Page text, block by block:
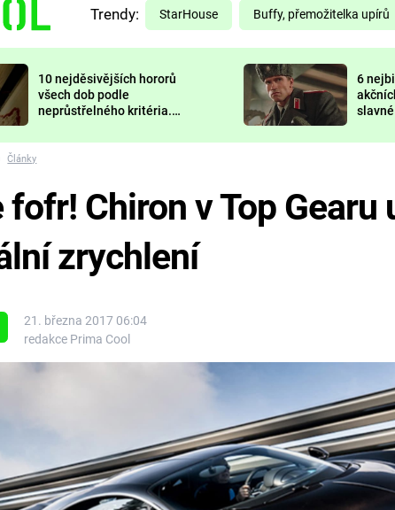
PREDÁTOR
Trendy: StarHouse Buffy, přemožitelka upírů
10 nejděsivějších hororů
všech dob podle
neprůstřelného kritéria.
nejvíc zvednou tep?
6
Články
21. března 2017 06:04
redakce Prima Cool
fofr! Chiron v Top Gearu
zrychlení